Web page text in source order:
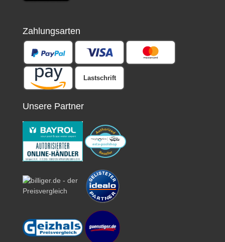
Zahlungsarten
Lastschrift
Unsere Partner